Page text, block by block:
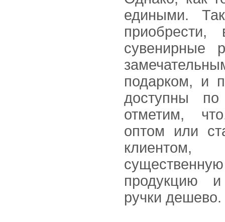
едиными.
сувенирные
подарком, и
доступны
отметим,
оптом или
продукцию
ручки дешево.